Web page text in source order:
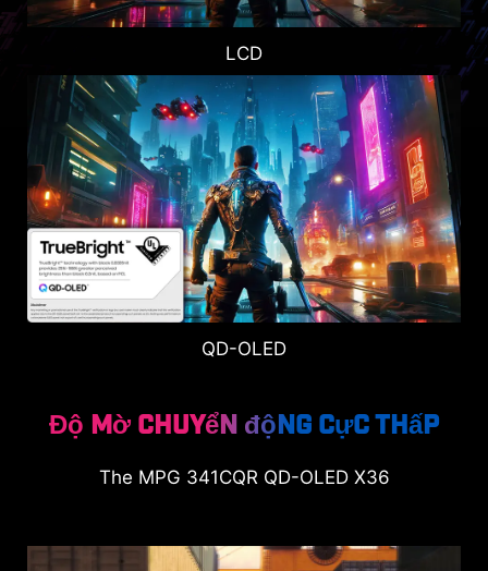
LCD
QD-OLED
Độ mờ chuyển động cực thấp
The MPG 341CQR QD-OLED X36